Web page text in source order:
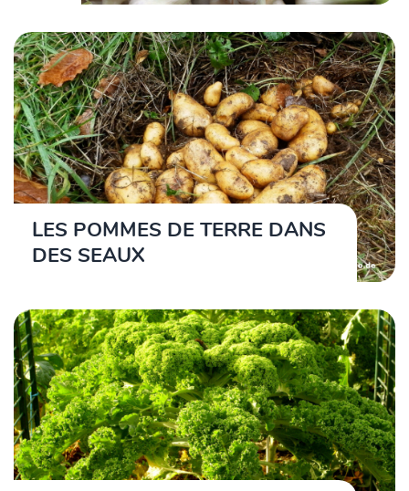
LES POMMES DE TERRE DANS
DES SEAUX